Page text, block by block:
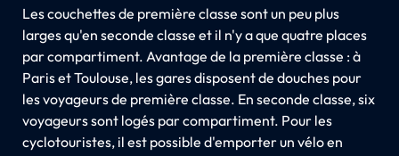
Les couchettes de première classe sont un peu plus
larges qu'en seconde classe et il n'y a que quatre places
par compartiment. Avantage de la première classe : à
Paris et Toulouse, les gares disposent de douches pour
les voyageurs de première classe. En seconde classe, six
voyageurs sont logés par compartiment. Pour les
cyclotouristes, il est possible d'emporter un vélo en